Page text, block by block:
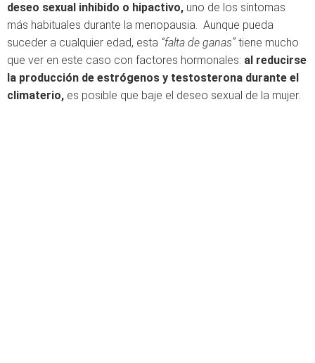
deseo sexual inhibido o hipactivo, uno de los síntomas
más habituales durante la menopausia. Aunque pueda
suceder a cualquier edad, esta “falta de ganas” tiene mucho
que ver en este caso con factores hormonales: al reducirse
la producción de estrógenos y testosterona durante el
climaterio, es posible que baje el deseo sexual de la mujer.